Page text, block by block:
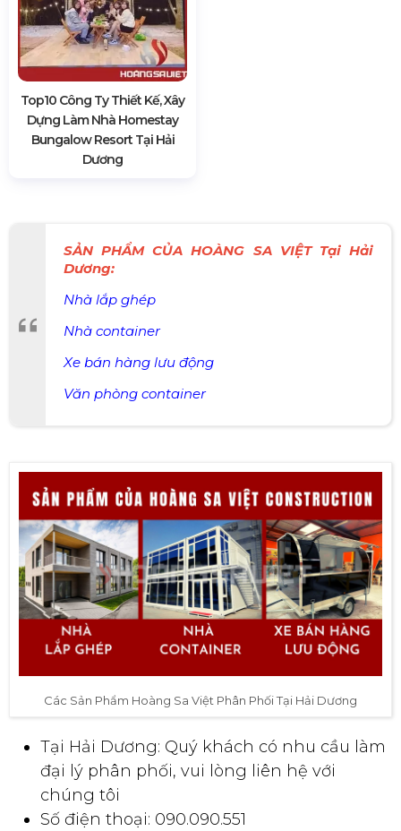
Top10 Công Ty Thiết Kế, Xây
Dựng Làm Nhà Homestay
Bungalow Resort Tại Hải
Dương
SẢN PHẨM CỦA HOÀNG SA VIỆT Tại Hải
Dương:
Nhà lắp ghép
Nhà container
Xe bán hàng lưu động
Văn phòng container
Các Sản Phẩm Hoàng Sa Việt Phân Phối Tại Hải Dương
Tại Hải Dương: Quý khách có nhu cầu làm
đại lý phân phối, vui lòng liên hệ với
chúng tôi
Số điện thoại: 090.090.551